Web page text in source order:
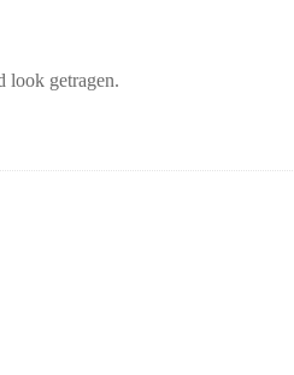
look getragen.